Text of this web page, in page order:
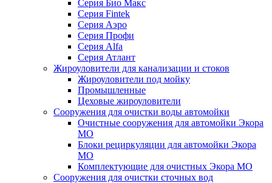
Серия Био Макс
Серия Fintek
Серия Аэро
Серия Профи
Серия Alfa
Серия Атлант
Жироуловители для канализации и стоков
Жироуловители под мойку
Промышленные
Цеховые жироуловители
Сооружения для очистки воды автомойки
Очистные сооружения для автомойки Экора
МО
Блоки рециркуляции для автомойки Экора
МО
Комплектующие для очистных Экора МО
Сооружения для очистки сточных вод